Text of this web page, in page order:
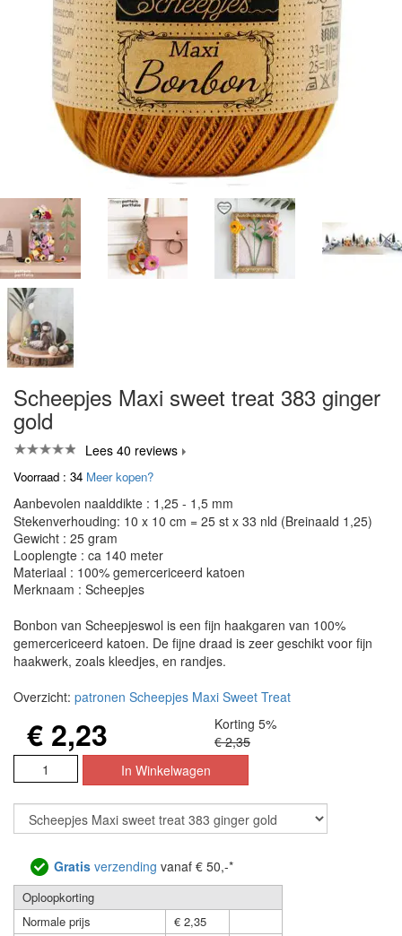
Scheepjes Maxi sweet treat 383 ginger
gold
Lees 40 reviews
Voorraad : 34 Meer kopen?
Aanbevolen naalddikte : 1,25 - 1,5 mm
Stekenverhouding: 10 x 10 cm = 25 st x 33 nld (Breinaald 1,25)
Gewicht : 25 gram
Looplengte : ca 140 meter
Materiaal : 100% gemercericeerd katoen
Merknaam : Scheepjes
Bonbon van Scheepjeswol is een fijn haakgaren van 100%
gemercericeerd katoen. De fijne draad is zeer geschikt voor fijn
haakwerk, zoals kleedjes, en randjes.
Overzicht: patronen Scheepjes Maxi Sweet Treat
€ 2,23
Korting 5%
€ 2,35
Gratis verzending vanaf € 50,-*
Oploopkorting
Normale prijs
€ 2,35